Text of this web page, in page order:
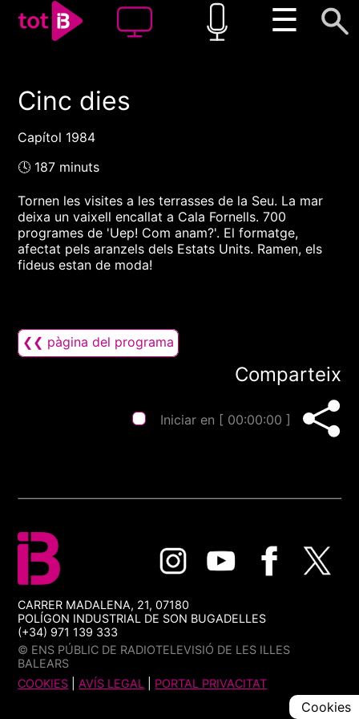
☰
00:00 00:00
Cinc dies
Capítol 1984
🕓 187 minuts
Tornen les visites a les terrasses de la Seu. La mar
deixa un vaixell encallat a Cala Fornells. 700
programes de 'Uep! Com anam?'. El formatge,
afectat pels aranzels dels Estats Units. Ramen, els
fideus estan de moda!
❮❮ pàgina del programa
Comparteix
Iniciar en [ 00:00:00 ]
CARRER MADALENA, 21, 07180
POLÍGON INDUSTRIAL DE SON BUGADELLES
(+34) 971 139 333
© ENS PÚBLIC DE RADIOTELEVISIÓ DE LES ILLES
BALEARS
COOKIES |AVÍS LEGAL PORTAL PRIVACITAT
Cookies